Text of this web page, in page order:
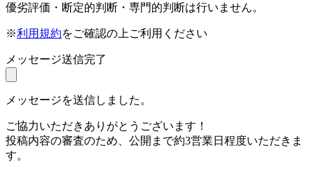
優劣評価・断定的判断・専門的判断は行いません。
※利用規約をご確認の上ご利用ください
メッセージ送信完了
メッセージを送信しました。
ご協力いただきありがとうございます！
投稿内容の審査のため、公開まで約3営業日程度いただきま
す。